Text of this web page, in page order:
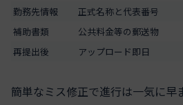
勤務先情報
正式名称と代表番号
補助書類
公共料金等の郵送物
再提出後
アップロード即日
簡単なミス修正で進行は一気に早